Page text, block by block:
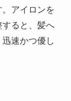
アイロンを
ると、髪へ
速かつ優し